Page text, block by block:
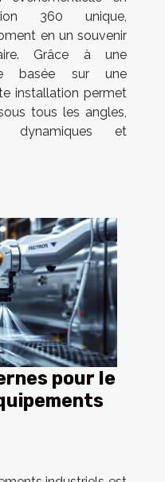
360 unique,
en un souvenir
Grâce à une
basée sur une
installation permet
tous les angles,
dynamiques et
pour le